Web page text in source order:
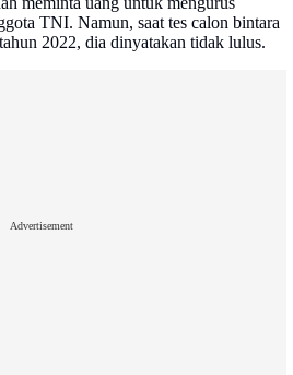
TNI. Namun, saat tes calon bintara
2022, dia dinyatakan tidak lulus.
Advertisement